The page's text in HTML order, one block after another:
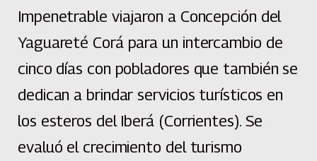
Impenetrable viajaron a Concepción del
Yaguareté Corá para un intercambio de
cinco días con pobladores que también se
dedican a brindar servicios turísticos en
los esteros del Iberá (Corrientes). Se
evaluó el crecimiento del turismo